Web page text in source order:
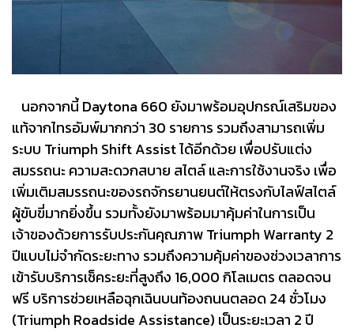
นอกจากนี้ Daytona 660 ยังมาพร้อมอุปกรณ์เสริมของ
แท้จากไทรอัมพ์มากกว่า 30 รายการ รวมถึงสามารถเพิ่ม
ระบบ Triumph Shift Assist ได้อีกด้วย เพื่อปรับแต่ง
สมรรถนะ ความสะดวกสบาย สไตล์ และการใช้งานจริง เพื่อ
เพิ่มเติมสมรรถนะของรถจักรยานยนต์ให้ตรงกับไลฟ์สไตล์
ผู้ขับขี่มากยิ่งขึ้น รวมทั้งยังมาพร้อมมาคุ้มค่าในการเป็น
เจ้าของด้วยการรับประกันคุณภาพ Triumph Warranty 2
ปีแบบไม่จำกัดระยะทาง รวมถึงความคุ้มค่าของช่วงเวลาการ
เข้ารับบริการเช็คระยะที่สูงถึง 16,000 กิโลเมตร ตลอดจน
ฟรี บริการช่วยเหลือฉุกเฉินบนท้องถนนตลอด 24 ชั่วโมง
(Triumph Roadside Assistance) เป็นระยะเวลา 2 ปี